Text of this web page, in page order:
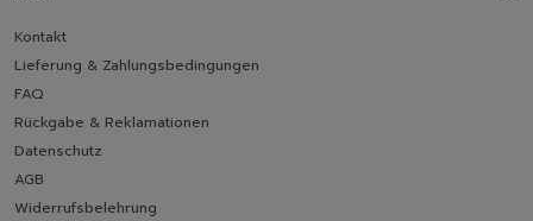
Kontakt
Lieferung & Zahlungsbedingungen
FAQ
Rückgabe & Reklamationen
Datenschutz
AGB
Widerrufsbelehrung